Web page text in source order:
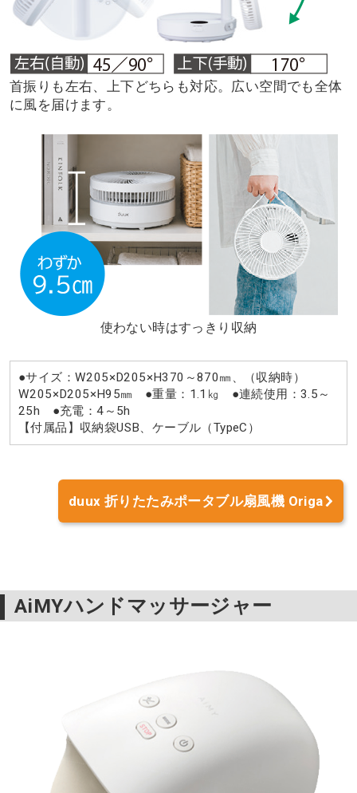
首振りも左右、上下どちらも対応。広い空間でも全体
に風を届けます。
使わない時はすっきり収納
●サイズ：W205×D205×H370～870㎜、（収納時）
W205×D205×H95㎜ ●重量：1.1㎏ ●連続使用：3.5～
25h ●充電：4～5h
【付属品】収納袋USB、ケーブル（TypeC）
duux 折りたたみポータブル扇風機 Origa
AiMYハンドマッサージャー